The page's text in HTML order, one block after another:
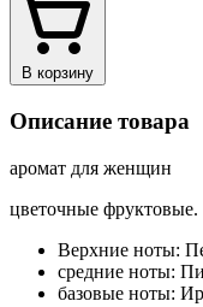
В корзину
Описание товара
аромат для женщин
цветочные фруктовые.
Верхние ноты:
средние ноты:
базовые ноты: